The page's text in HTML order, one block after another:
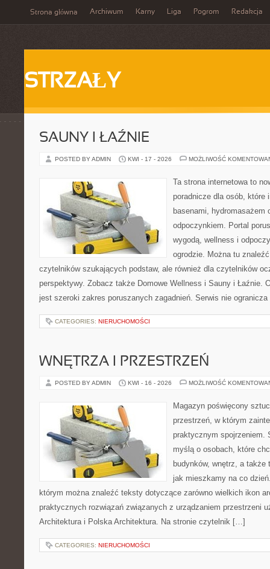
Strona główna Archiwum Karny Liga Pogrom Redakcja
STRZAŁY
SAUNY I ŁAŹNIE
POSTED BY ADMIN KWI - 17 - 2026 MOŻLIWOŚĆ
Ta strona internetowa to
poradnicze dla osób, które
basenami, hydromasażem
odpoczynkiem. Portal
wygodą, wellness i
ogrodzie. Można tu
czytelników szukających podstaw, ale również dla czytelników
perspektywy. Zobacz także Domowe Wellness i Sauny i Łaźnie.
jest szeroki zakres poruszanych zagadnień. Serwis nie
CATEGORIES: NIERUCHOMOŚCI
WNĘTRZA I PRZESTRZEŃ
POSTED BY ADMIN KWI - 16 - 2026 MOŻLIWOŚĆ
Magazyn poświęcony
przestrzeń, w którym
praktycznym spojrzeniem.
myślą o osobach, które
budynków, wnętrz, a także
jak mieszkamy na co
którym można znaleźć teksty dotyczące zarówno wielkich ikon
praktycznych rozwiązań związanych z urządzaniem przestrzeni
Architektura i Polska Architektura. Na stronie czytelnik […]
CATEGORIES: NIERUCHOMOŚCI